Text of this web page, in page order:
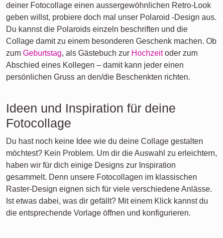
deiner Fotocollage einen aussergewöhnlichen Retro-Look
geben willst, probiere doch mal unser Polaroid -Design aus.
Du kannst die Polaroids einzeln beschriften und die
Collage damit zu einem besonderen Geschenk machen. Ob
zum Geburtstag, als Gästebuch zur Hochzeitoder zum
Abschied eines Kollegen – damit kann jeder einen
persönlichen Gruss an den/die Beschenkten richten.
Ideen und Inspiration für deine
Fotocollage
Du hast noch keine Idee wie du deine Collage gestalten
möchtest? Kein Problem. Um dir die Auswahl zu erleichtern,
haben wir für dich einige Designs zur Inspiration
gesammelt. Denn unsere Fotocollagen im klassischen
Raster-Design eignen sich für viele verschiedene Anlässe.
Ist etwas dabei, was dir gefällt? Mit einem Klick kannst du
die entsprechende Vorlage öffnen und konfigurieren.